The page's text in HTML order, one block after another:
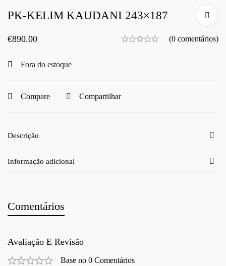
PK-KELIM KAUDANI 243×187
€890.00 (0 comentários)
Fora do estoque
Compare Compartilhar
Descrição
Informação adicional
Comentários
Avaliação E Revisão
Base no 0 Comentários